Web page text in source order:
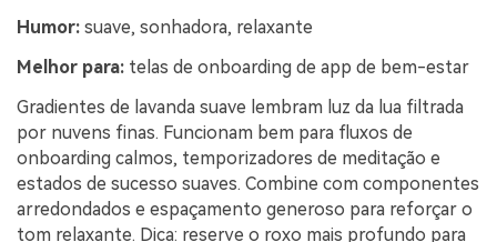
Humor: suave, sonhadora, relaxante
Melhor para: telas de onboarding de app de bem-estar
Gradientes de lavanda suave lembram luz da lua filtrada
por nuvens finas. Funcionam bem para fluxos de
onboarding calmos, temporizadores de meditação e
estados de sucesso suaves. Combine com componentes
arredondados e espaçamento generoso para reforçar o
tom relaxante. Dica: reserve o roxo mais profundo para